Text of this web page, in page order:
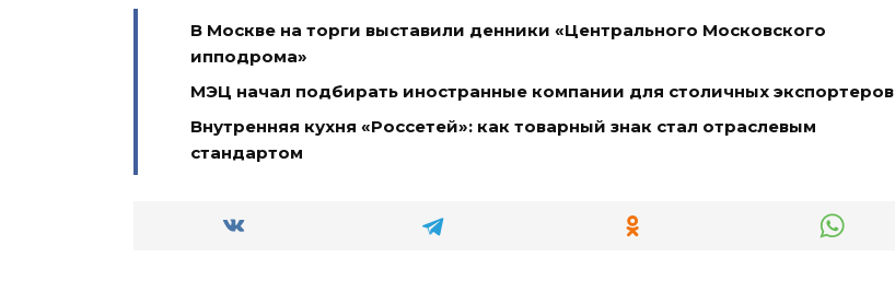
В Москве на торги выставили денники «Центрального Московского
ипподрома»
МЭЦ начал подбирать иностранные компании для столичных экспортеров
Внутренняя кухня «Россетей»: как товарный знак стал отраслевым
стандартом